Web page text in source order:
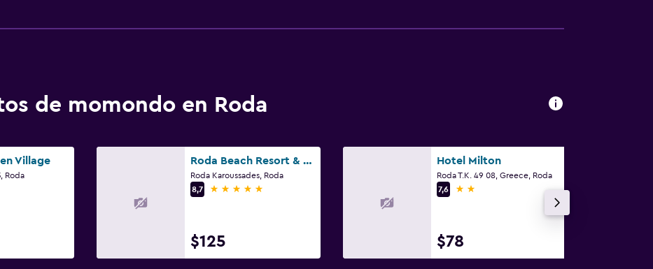
de momondo en Roda
Village
Roda
Roda Beach Resort & Spa
Roda Karoussades, Roda
8,7
5 estrellas
$125
Hotel Milton
Roda T.K. 49 08, Greece, Roda
7,6
2 estrellas
$78